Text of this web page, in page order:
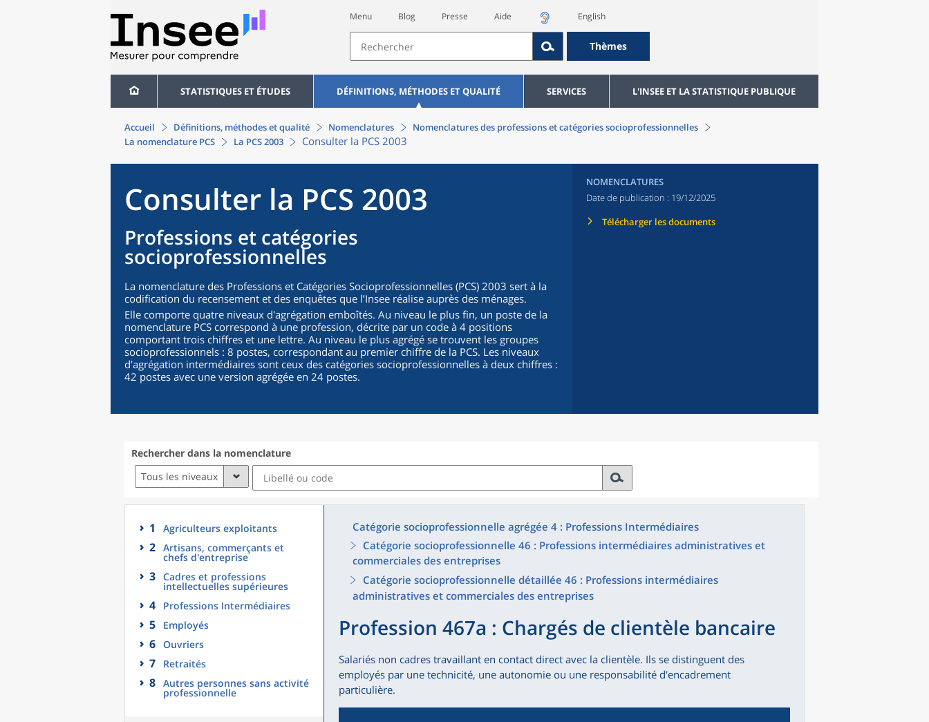
Menu Blog Presse Aide English
Thèmes
STATISTIQUES ET ÉTUDES DÉFINITIONS, MÉTHODES ET QUALITÉ SERVICES L'INSEE ET LA STATISTIQUE PUBLIQUE
Accueil Définitions, méthodes et qualité Nomenclatures
Nomenclatures des professions et catégories socioprofessionnelles
La nomenclature PCS
La PCS 2003 Consulter la PCS 2003
Consulter la PCS 2003
Professions et catégories
socioprofessionnelles
La nomenclature des Professions et Catégories Socioprofessionnelles (PCS) 2003 sert à la
codification du recensement et des enquêtes que l’Insee réalise auprès des ménages.
Elle comporte quatre niveaux d'agrégation emboîtés. Au niveau le plus fin, un poste de la
nomenclature PCS correspond à une profession, décrite par un code à 4 positions
comportant trois chiffres et une lettre. Au niveau le plus agrégé se trouvent les groupes
socioprofessionnels : 8 postes, correspondant au premier chiffre de la PCS. Les niveaux
d'agrégation intermédiaires sont ceux des catégories socioprofessionnelles à deux chiffres :
42 postes avec une version agrégée en 24 postes.
NOMENCLATURES
Date de publication : 19/12/2025
Télécharger les documents
Rechercher dans la nomenclature
Tous les niveaux
1 Agriculteurs exploitants
2 Artisans, commerçants et
chefs d'entreprise
3 Cadres et professions
intellectuelles supérieures
4 Professions Intermédiaires
5 Employés
6 Ouvriers
7 Retraités
8 Autres personnes sans activité
professionnelle
Catégorie socioprofessionnelle agrégée 4 : Professions Intermédiaires
Catégorie socioprofessionnelle 46 : Professions intermédiaires administratives et
commerciales des entreprises
Catégorie socioprofessionnelle détaillée 46 : Professions intermédiaires
administratives et commerciales des entreprises
Profession 467a : Chargés de clientèle bancaire
Salariés non cadres travaillant en contact direct avec la clientèle. Ils se distinguent des
employés par une technicité, une autonomie ou une responsabilité d'encadrement
particulière.